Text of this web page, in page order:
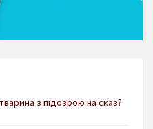
з підозрою на сказ?